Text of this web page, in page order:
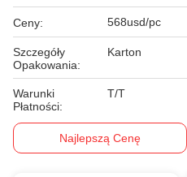
Ceny: 568usd/pc
Szczegóły
Opakowania:
Karton
Warunki
Płatności:
T/T
Najlepszą Cenę